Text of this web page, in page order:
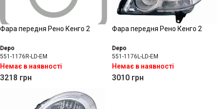
Фара передня Рено Кенго 2
Depo
551-1176R-LD-EM
Немає в наявності
3218 грн
Фара передня Рено Кенго 2
Depo
551-1176L-LD-EM
Немає в наявності
3010 грн